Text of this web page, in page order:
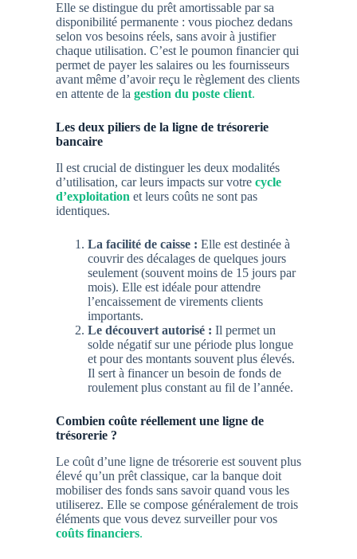
Elle se distingue du prêt amortissable par sa
disponibilité permanente : vous piochez dedans
selon vos besoins réels, sans avoir à justifier
chaque utilisation. C’est le poumon financier qui
permet de payer les salaires ou les fournisseurs
avant même d’avoir reçu le règlement des clients
en attente de la gestion du poste client.
Les deux piliers de la ligne de trésorerie
bancaire
Il est crucial de distinguer les deux modalités
d’utilisation, car leurs impacts sur votre cycle
d’exploitation et leurs coûts ne sont pas
identiques.
La facilité de caisse : Elle est destinée à
couvrir des décalages de quelques jours
seulement (souvent moins de 15 jours par
mois). Elle est idéale pour attendre
l’encaissement de virements clients
importants.
Le découvert autorisé : Il permet un
solde négatif sur une période plus longue
et pour des montants souvent plus élevés.
Il sert à financer un besoin de fonds de
roulement plus constant au fil de l’année.
Combien coûte réellement une ligne de
trésorerie ?
Le coût d’une ligne de trésorerie est souvent plus
élevé qu’un prêt classique, car la banque doit
mobiliser des fonds sans savoir quand vous les
utiliserez. Elle se compose généralement de trois
éléments que vous devez surveiller pour vos
coûts financiers.